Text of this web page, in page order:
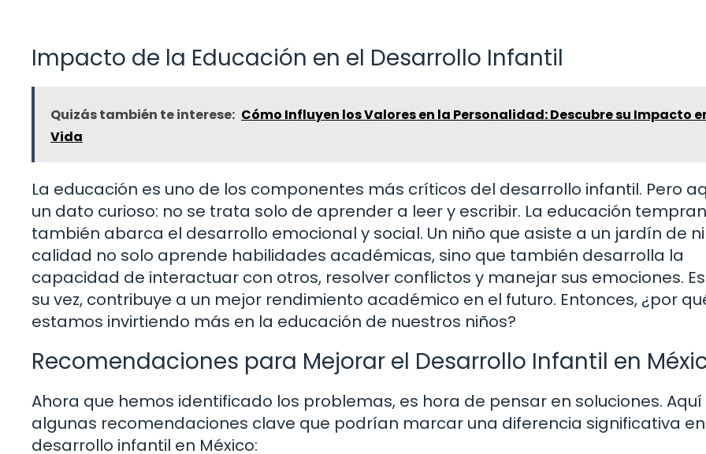
Impacto de la Educación en el Desarrollo Infantil
Quizás también te interese: Cómo Influyen los Valores en la Personalidad: Descubre su Impacto
Vida
La educación es uno de los componentes más críticos del desarrollo infantil. Pero
un dato curioso: no se trata solo de aprender a leer y escribir. La educación
también abarca el desarrollo emocional y social. Un niño que asiste a un jardín de
calidad no solo aprende habilidades académicas, sino que también desarrolla la
capacidad de interactuar con otros, resolver conflictos y manejar sus emociones.
su vez, contribuye a un mejor rendimiento académico en el futuro. Entonces, ¿por
estamos invirtiendo más en la educación de nuestros niños?
Recomendaciones para Mejorar el Desarrollo Infantil en
Ahora que hemos identificado los problemas, es hora de pensar en soluciones.
algunas recomendaciones clave que podrían marcar una diferencia significativa
desarrollo infantil en México: